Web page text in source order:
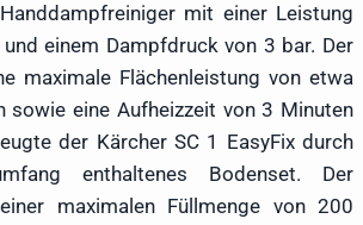
mit einer Leistung
und einem Dampfdruck von 3 bar. Der
maximale Flächenleistung von etwa
sowie eine Aufheizzeit von 3 Minuten
der Kärcher SC 1 EasyFix durch
enthaltenes Bodenset. Der
maximalen Füllmenge von 200